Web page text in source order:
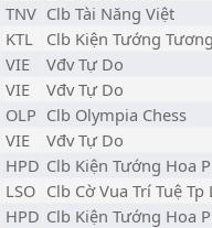
TNV Clb Tài Năng Việt
KTL
Clb Kiện Tướng
VIE
Vđv Tự Do
VIE
Vđv Tự Do
OLP Clb Olympia Chess
VIE
Vđv Tự Do
HPD Clb Kiện Tướng Hoa
LSO Clb Cờ Vua Trí Tuệ Tp
HPD Clb Kiện Tướng Hoa